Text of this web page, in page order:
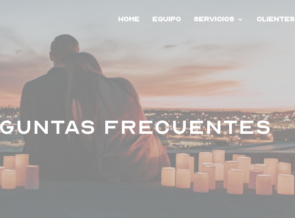
Home Equipo Servicios Clientes
FRECUENTES